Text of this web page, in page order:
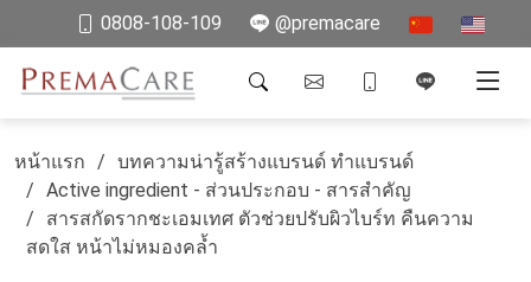
0808-108-109 @premacare
หน้าแรก
บทความน่ารู้สร้างแบรนด์ ทำแบรนด์
Active ingredient - ส่วนประกอบ - สารสำคัญ
สารสกัดรากชะเอมเทศ ตัวช่วยปรับผิวไบร์ท คืนความ
สดใส หน้าไม่หมองคล้ำ